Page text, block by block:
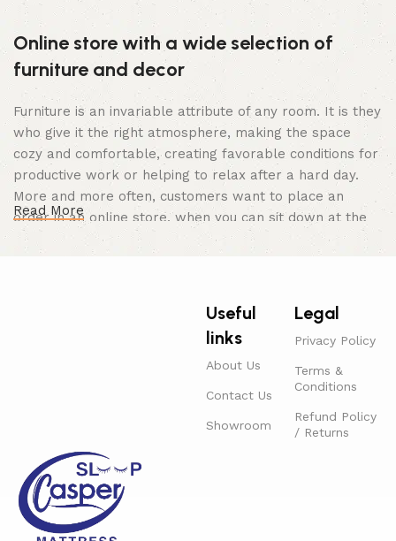
Online store with a wide selection of
furniture and decor
Furniture is an invariable attribute of any room. It is they
who give it the right atmosphere, making the space
cozy and comfortable, creating favorable conditions for
productive work or helping to relax after a hard day.
More and more often, customers want to place an
order in an online store, when you can sit down at the
computer in your free time, arrange the furniture in the
photo and calmly buy the furniture you like. The online
Furniture production is a modern form of
Furniture manufacturers, as well as manufacturers of
other home goods, are full of amazing offers: we often
come across both standard mass-produced products
and unique creations - furniture from professional
craftsmen, which will be appreciated by true
connoisseurs of beauty. We have selected for you the
Read More
Useful
links
About Us
Contact Us
Showroom
Legal
Privacy Policy
Terms &
Conditions
Refund Policy
/ Returns